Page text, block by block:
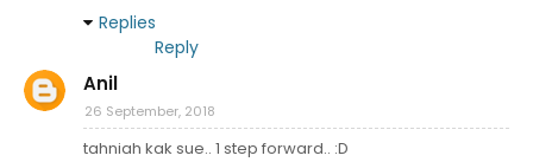
Replies
Reply
Anil
26 September, 2018
tahniah kak sue.. 1 step forward.. :D